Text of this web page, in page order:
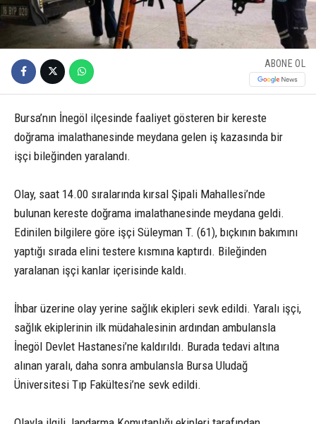
ABONE OL
Bursa’nın İnegöl ilçesinde faaliyet gösteren bir kereste
doğrama imalathanesinde meydana gelen iş kazasında bir
işçi bileğinden yaralandı.
Olay, saat 14.00 sıralarında kırsal Şipali Mahallesi’nde
bulunan kereste doğrama imalathanesinde meydana geldi.
Edinilen bilgilere göre işçi Süleyman T. (61), bıçkının bakımını
yaptığı sırada elini testere kısmına kaptırdı. Bileğinden
yaralanan işçi kanlar içerisinde kaldı.
İhbar üzerine olay yerine sağlık ekipleri sevk edildi. Yaralı işçi,
sağlık ekiplerinin ilk müdahalesinin ardından ambulansla
İnegöl Devlet Hastanesi’ne kaldırıldı. Burada tedavi altına
alınan yaralı, daha sonra ambulansla Bursa Uludağ
Üniversitesi Tıp Fakültesi’ne sevk edildi.